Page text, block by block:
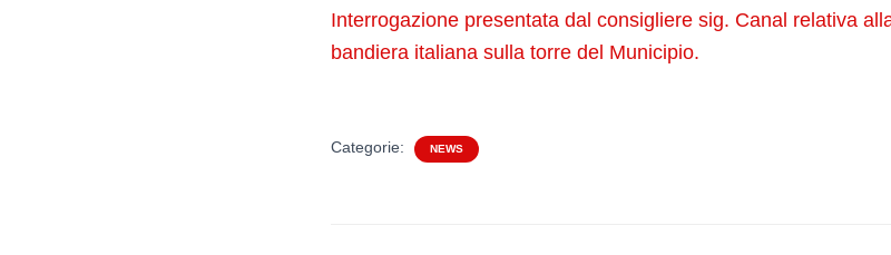
Interrogazione presentata dal consigliere sig. Canal relativa
bandiera italiana sulla torre del Municipio.
Categorie: NEWS